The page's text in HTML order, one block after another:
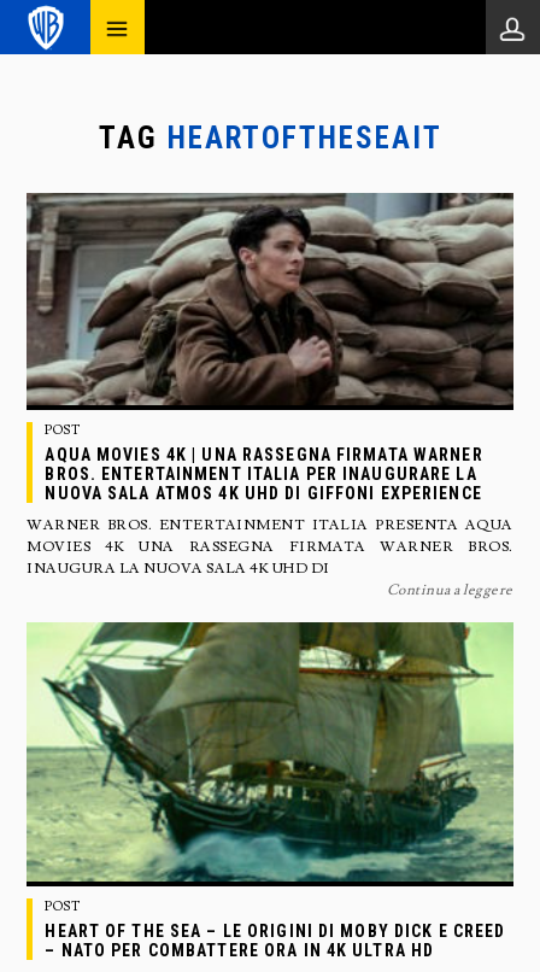
TAG HEARTOFTHESEAIT
POST
AQUA MOVIES 4K | UNA RASSEGNA FIRMATA WARNER
BROS. ENTERTAINMENT ITALIA PER INAUGURARE LA
NUOVA SALA ATMOS 4K UHD DI GIFFONI EXPERIENCE
WARNER BROS. ENTERTAINMENT ITALIA PRESENTA AQUA
MOVIES 4K UNA RASSEGNA FIRMATA WARNER BROS.
INAUGURA LA NUOVA SALA 4K UHD DI
Continua a leggere
POST
HEART OF THE SEA – LE ORIGINI DI MOBY DICK E CREED
– NATO PER COMBATTERE ORA IN 4K ULTRA HD